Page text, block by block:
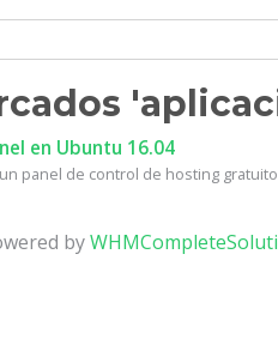
en Ubuntu 16.04
panel de control de hosting
by